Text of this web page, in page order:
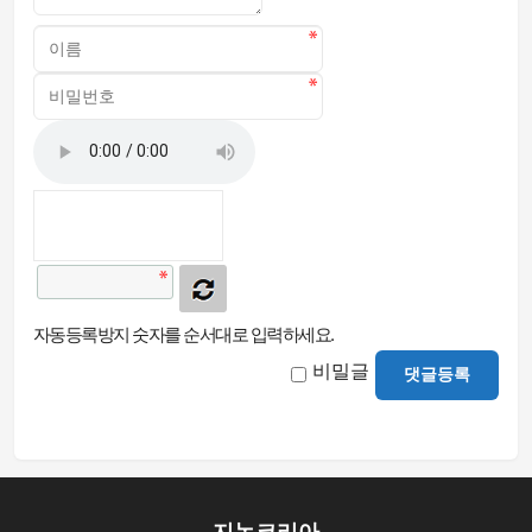
자동등록방지 숫자를 순서대로 입력하세요.
비밀글 댓글등록